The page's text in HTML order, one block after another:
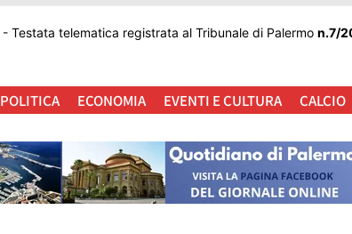
- Testata telematica registrata al Tribunale di Palermo n.7/
POLITICA ECONOMIA EVENTI E CULTURA CALCIO